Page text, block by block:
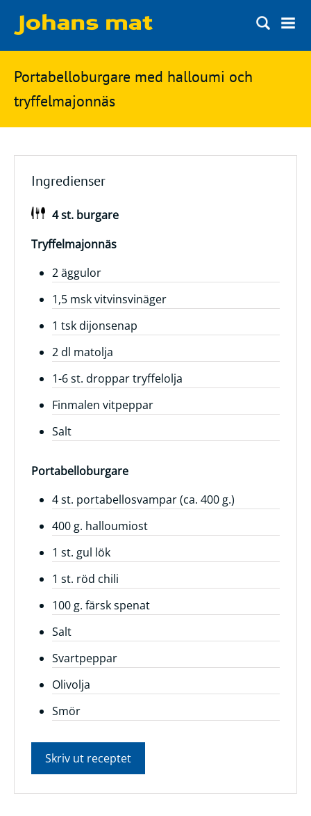
Matbloggen
Innertemperaturer
Ingredienser
Matsnack
Ölsnack
Topplistan
Bryggerier
Ölstilar
Kontakt
Frågor
svar
Ölprovning
YouTube
Sök
på
Johans
mat
Portabelloburgare med halloumi och
tryffelmajonnäs
Ingredienser
4 st. burgare
Tryffelmajonnäs
2 äggulor
1,5 msk vitvinsvinäger
1 tsk dijonsenap
2 dl matolja
1-6 st. droppar tryffelolja
Finmalen vitpeppar
Salt
Portabelloburgare
4 st. portabellosvampar (ca. 400 g.)
400 g. halloumiost
1 st. gul lök
1 st. röd chili
100 g. färsk spenat
Salt
Svartpeppar
Olivolja
Smör
Skriv ut receptet